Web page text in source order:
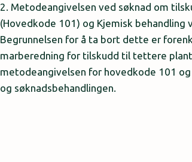
2. Metodeangivelsen ved søknad om
(Hovedkode 101) og Kjemisk
Begrunnelsen for å ta bort dette er
marberedning for tilskudd til tettere
metodeangivelsen for hovedkode 101
og søknadsbehandlingen.